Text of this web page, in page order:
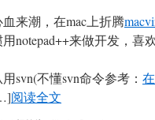
来潮，在mac上折腾
notepad++来做开发，喜
svn(不懂svn命令参考：
阅读全文